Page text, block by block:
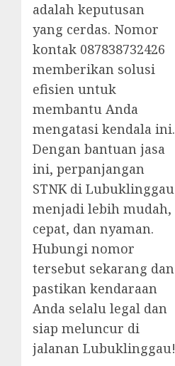
adalah keputusan
yang cerdas. Nomor
kontak 087838732426
memberikan solusi
efisien untuk
membantu Anda
mengatasi kendala ini.
Dengan bantuan jasa
ini, perpanjangan
STNK di Lubuklinggau
menjadi lebih mudah,
cepat, dan nyaman.
Hubungi nomor
tersebut sekarang dan
pastikan kendaraan
Anda selalu legal dan
siap meluncur di
jalanan Lubuklinggau!